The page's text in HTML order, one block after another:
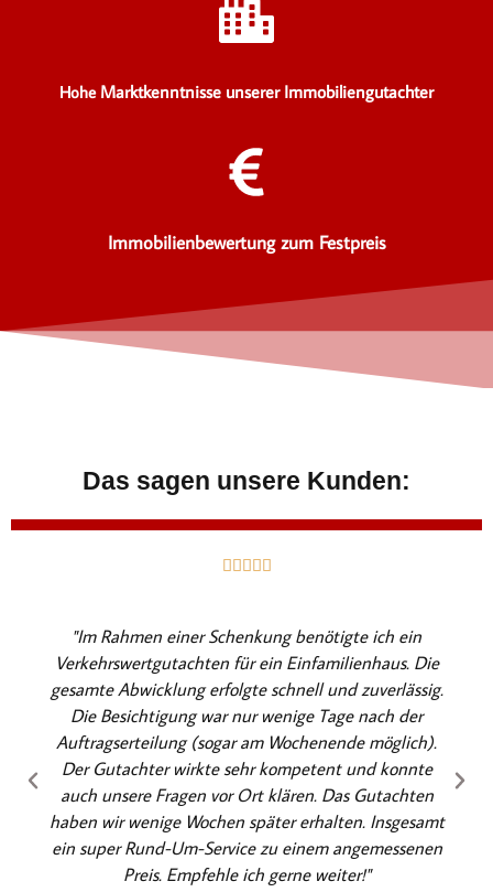
Hohe Marktkenntnisse unserer Immobiliengutachter
Immobilienbewertung zum Festpreis
Das sagen unsere Kunden:
    B
e
r
t
e
t
m
i
t
5
v
"Im Rahmen einer Schenkung benötigte ich ein
Verkehrswertgutachten für ein Einfamilienhaus. Die
gesamte Abwicklung erfolgte schnell und zuverlässig.
Die Besichtigung war nur wenige Tage nach der
Auftragserteilung (sogar am Wochenende möglich).
Der Gutachter wirkte sehr kompetent und konnte
auch unsere Fragen vor Ort klären. Das Gutachten
haben wir wenige Wochen später erhalten. Insgesamt
ein super Rund-Um-Service zu einem angemessenen
Preis. Empfehle ich gerne weiter!"